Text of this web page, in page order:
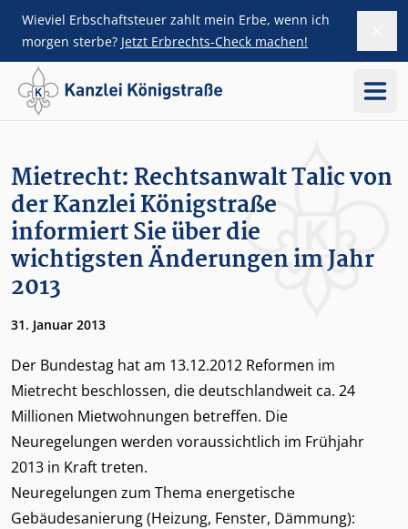
Wieviel Erbschaftsteuer zahlt mein Erbe, wenn ich
morgen sterbe? Jetzt Erbrechts-Check machen!
ZUM HAUPTINHALT SPRINGEN
SIDEBAR ÜBERSPRINGEN
Mietrecht: Rechtsanwalt Talic von
der Kanzlei Königstraße
informiert Sie über die
wichtigsten Änderungen im Jahr
2013
31. Januar 2013
Der Bundestag hat am 13.12.2012 Reformen im
Mietrecht beschlossen, die deutschlandweit ca. 24
Millionen Mietwohnungen betreffen. Die
Neuregelungen werden voraussichtlich im Frühjahr
2013 in Kraft treten.
Neuregelungen zum Thema energetische
Gebäudesanierung (Heizung, Fenster, Dämmung):